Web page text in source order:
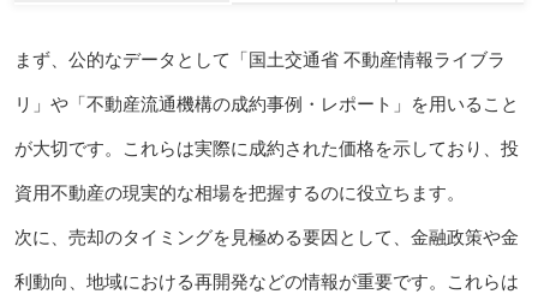
まず、公的なデータとして「国土交通省 不動産情報ライブラ
リ」や「不動産流通機構の成約事例・レポート」を用いること
が大切です。これらは実際に成約された価格を示しており、投
資用不動産の現実的な相場を把握するのに役立ちます。
次に、売却のタイミングを見極める要因として、金融政策や金
利動向、地域における再開発などの情報が重要です。これらは